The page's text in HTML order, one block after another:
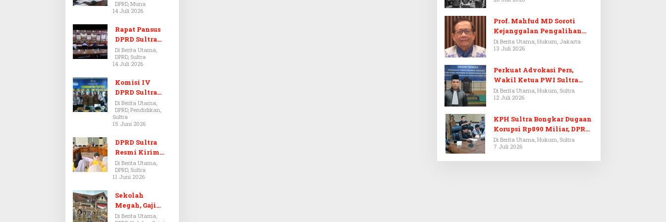
Dugaan Jual
Beli Tanah
Bermasalah di
Muna
DPRD, Muna
14 Juli 2026
Rapat Pansus
DPRD Sultra
Diskors Dua
Kali Akibat
Ketidakhadira
n Pj Sekda
Di Berita Utama,
DPRD, Sultra
14 Juli 2026
Komisi IV
DPRD Sultra
Kawal Hak
Guru,
Rencanakan
Pendidikan
Di Berita Utama,
DPRD, Pendidikan,
Sultra
15 Juni 2026
DPRD Sultra
Resmi Kirim
Aspirasi Tolak
Peraturan
BPOM No. 5
Tahun 2026 ke
Komisi IX DPR
Di Berita Utama,
DPRD, Sultra
11 Juni 2026
Sekolah
Megah, Gaji
Guru Berdarah-
Di Berita Utama,
Prof. Mahfud MD Soroti
Kejanggalan Pengalihan
Penyelidikan Tersangka
Febrie Adriansyah
Di Berita Utama, Hukum, Jakarta
13 Juli 2026
Perkuat Advokasi Pers,
Wakil Ketua PWI Sultra
Resmi Dilantik Menjadi
Advokat PERADI
Di Berita Utama, Hukum, Sultra
12 Juli 2026
KPH Sultra Bongkar Dugaan
Korupsi Rp890 Miliar, DPRD
Sultra Gelar RDP
Di Berita Utama, Hukum, Sultra
7 Juli 2026